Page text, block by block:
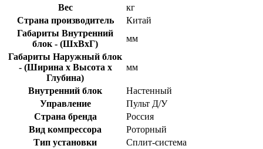
Вес
кг
Страна производитель
Китай
Габариты Внутренний
блок - (ШхВхГ)
мм
Габариты Наружный блок
- (Ширина х Высота х
Глубина)
мм
Внутренний блок
Настенный
Управление
Пульт Д/У
Страна бренда
Россия
Вид компрессора
Роторный
Тип установки
Сплит-система